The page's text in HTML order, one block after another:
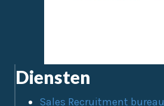
Diensten
Sales Recruitment bureau